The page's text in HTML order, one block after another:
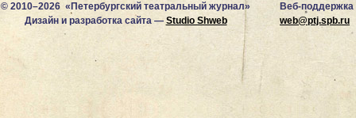
© 2010–2026 «Петербургский театральный журнал»
Дизайн и разработка сайта — Studio Shweb
Веб-поддержка
web@ptj.spb.ru